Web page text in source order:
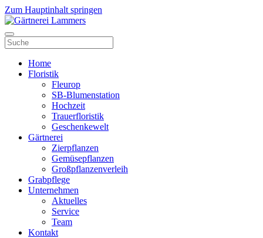
Zum Hauptinhalt springen
Home
Floristik
Fleurop
SB-Blumenstation
Hochzeit
Trauerfloristik
Geschenkewelt
Gärtnerei
Zierpflanzen
Gemüsepflanzen
Großpflanzenverleih
Grabpflege
Unternehmen
Aktuelles
Service
Team
Kontakt